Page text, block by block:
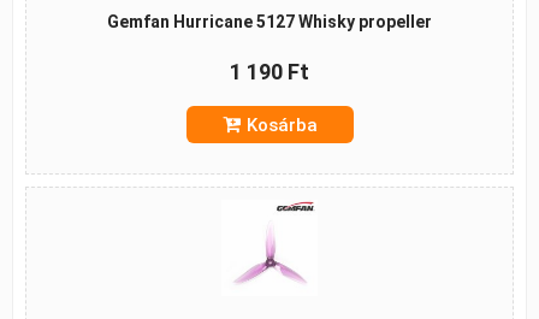
Gemfan Hurricane 5127 Whisky propeller
1 190 Ft
Kosárba